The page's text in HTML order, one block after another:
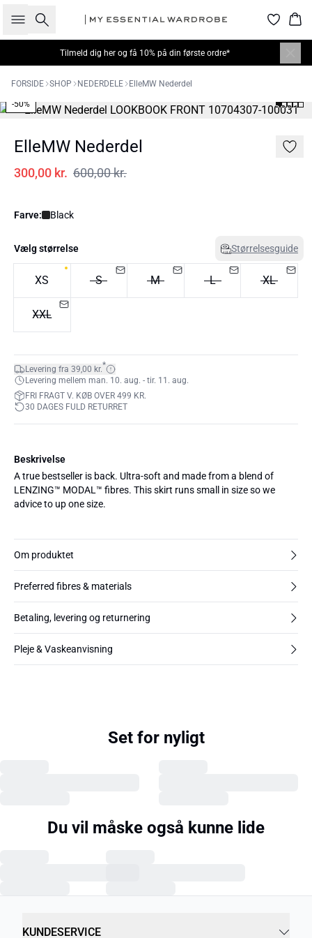
Søg
Tilmeld dig her og få 10% på din første ordre*
FORSIDE SHOP NEDERDELE ElleMW Nederdel
-50%
ElleMW Nederdel
300,00 kr. 600,00 kr.
Farve: Black
Vælg størrelse Størrelsesguide
XS S M L XL
XXL
Levering fra 39,00 kr.*
Levering mellem man. 10. aug. - tir. 11. aug.
FRI FRAGT V. KØB OVER 499 KR.
30 DAGES FULD RETURRET
Beskrivelse
A true bestseller is back. Ultra-soft and made from a blend of
LENZING™ MODAL™ fibres. This skirt runs small in size so we
advice to up one size.
Om produktet
Preferred fibres & materials
Betaling, levering og returnering
Pleje & Vaskeanvisning
Set for nyligt
Du vil måske også kunne lide
KUNDESERVICE